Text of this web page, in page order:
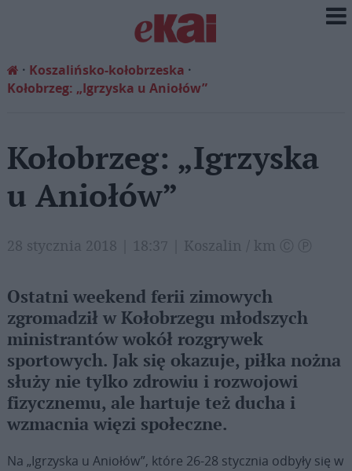
Koszalińsko-kołobrzeska
Kołobrzeg: „Igrzyska u Aniołów”
Kołobrzeg: „Igrzyska
u Aniołów”
28 stycznia 2018 | 18:37 | Koszalin / km Ⓒ Ⓟ
Ostatni weekend ferii zimowych
zgromadził w Kołobrzegu młodszych
ministrantów wokół rozgrywek
sportowych. Jak się okazuje, piłka nożna
służy nie tylko zdrowiu i rozwojowi
fizycznemu, ale hartuje też ducha i
wzmacnia więzi społeczne.
Na „Igrzyska u Aniołów”, które 26-28 stycznia odbyły się w